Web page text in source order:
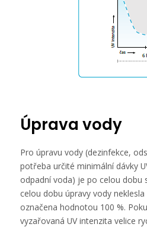
Úprava vody
Pro úpravu vody (dezinfekce,
potřeba určité minimální dávky
odpadní voda) je po celou
celou dobu úpravy vody
označena hodnotou 100 %.
vyzařovaná UV intenzita velice